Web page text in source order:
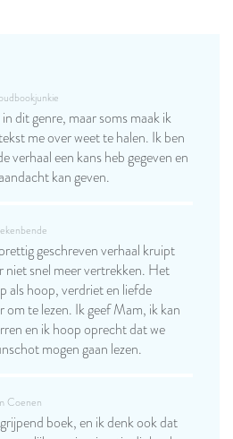
dit genre, maar soms maak ik
me over weet te halen. Ik ben
verhaal een kans heb gegeven en
kan geven.
geschreven verhaal kruipt
niet snel meer vertrekken. Het
als hoop, verdriet en liefde
om te lezen. Ik geef Mam, ik kan
en ik hoop oprecht dat we
mogen gaan lezen.
Coenen
boek, en ik denk ook dat